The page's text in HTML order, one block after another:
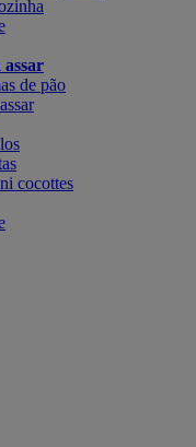
de pão
cocottes